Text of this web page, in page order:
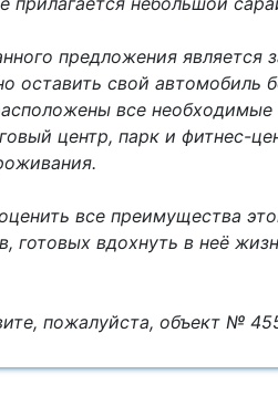
предложения является
оставить свой автомобиль
все необходимые
центр, парк и фитнес-
все преимущества
готовых вдохнуть в неё
пожалуйста, объект №